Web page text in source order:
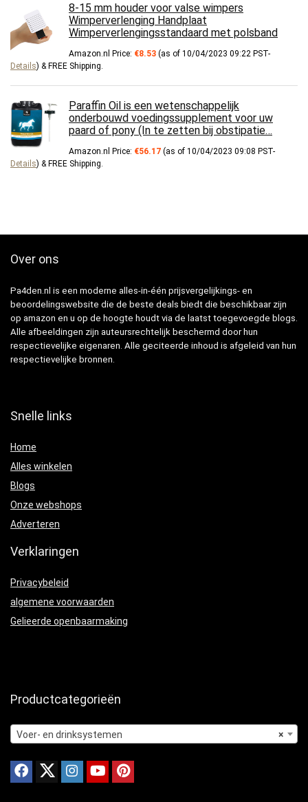
8-15 mm houder voor valse wimpers
Wimperverlenging Handplaat
Wimperverlengingsstandaard met polsband
Amazon.nl Price: €8.53 (as of 10/04/2023 09:22 PST-
Details) & FREE Shipping
Paraffin Oil is een wetenschappelijk
onderbouwd voedingssupplement voor uw
paard of pony (In te zetten bij obstipatie…
Amazon.nl Price: €56.17 (as of 10/04/2023 09:08 PST-
Details) & FREE Shipping
Over ons
Pa4den.nl is een moderne alles-in-één prijsvergelijkings- en
beoordelingswebsite die de beste deals biedt die beschikbaar zijn
op amazon en u op de hoogte houdt via de laatst toegevoegde blogs.
Alle afbeeldingen zijn auteursrechtelijk beschermd door hun
respectievelijke eigenaren. Alle geciteerde inhoud is afgeleid van hun
respectievelijke bronnen.
Snelle links
Home
Alles winkelen
Blogs
Onze webshops
Adverteren
Verklaringen
Privacybeleid
algemene voorwaarden
Gelieerde openbaarmaking
Productcategorieën
×
Voer- en drinksystemen